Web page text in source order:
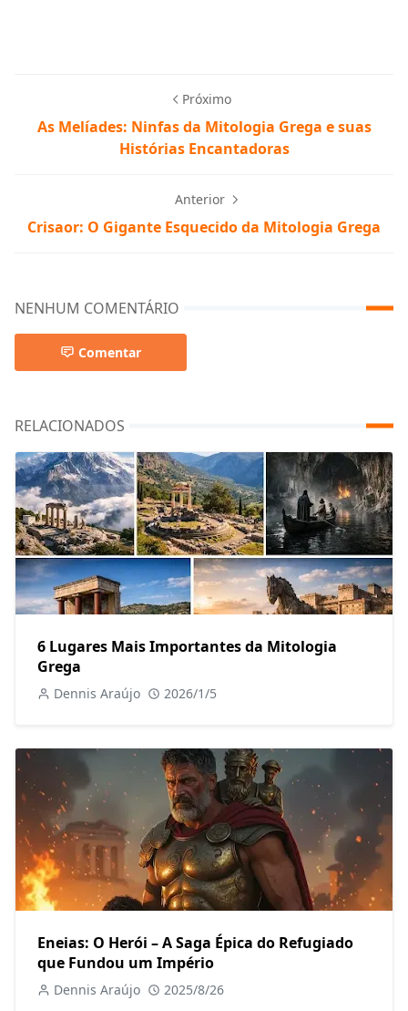
Próximo
As Melíades: Ninfas da Mitologia Grega e suas
Histórias Encantadoras
Anterior
Crisaor: O Gigante Esquecido da Mitologia Grega
NENHUM COMENTÁRIO
Comentar
RELACIONADOS
6 Lugares Mais Importantes da Mitologia
Grega
Dennis Araújo 2026/1/5
Eneias: O Herói – A Saga Épica do Refugiado
que Fundou um Império
Dennis Araújo 2025/8/26